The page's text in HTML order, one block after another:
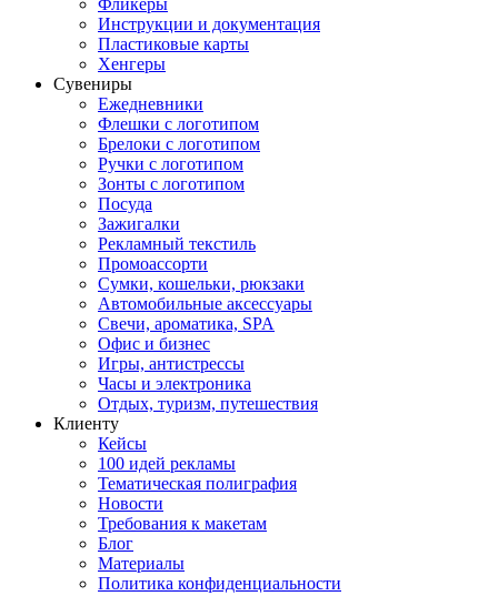
Фликеры
Инструкции и документация
Пластиковые карты
Хенгеры
Сувениры
Ежедневники
Флешки с логотипом
Брелоки с логотипом
Ручки с логотипом
Зонты с логотипом
Посуда
Зажигалки
Рекламный текстиль
Промоассорти
Сумки, кошельки, рюкзаки
Автомобильные аксессуары
Свечи, ароматика, SPA
Офис и бизнес
Игры, антистрессы
Часы и электроника
Отдых, туризм, путешествия
Клиенту
Кейсы
100 идей рекламы
Тематическая полиграфия
Новости
Требования к макетам
Блог
Материалы
Политика конфиденциальности